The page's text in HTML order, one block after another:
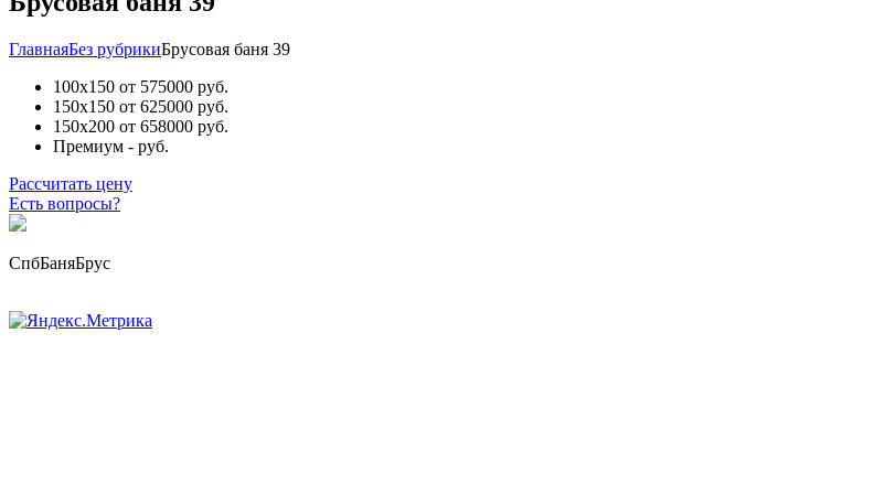
ГлавнаяБез рубрикиБрусовая баня 39
100х150 от 575000 руб.
150х150 от 625000 руб.
150х200 от 658000 руб.
Премиум - руб.
Рассчитать цену
Есть вопросы?
СпбБаняБрус